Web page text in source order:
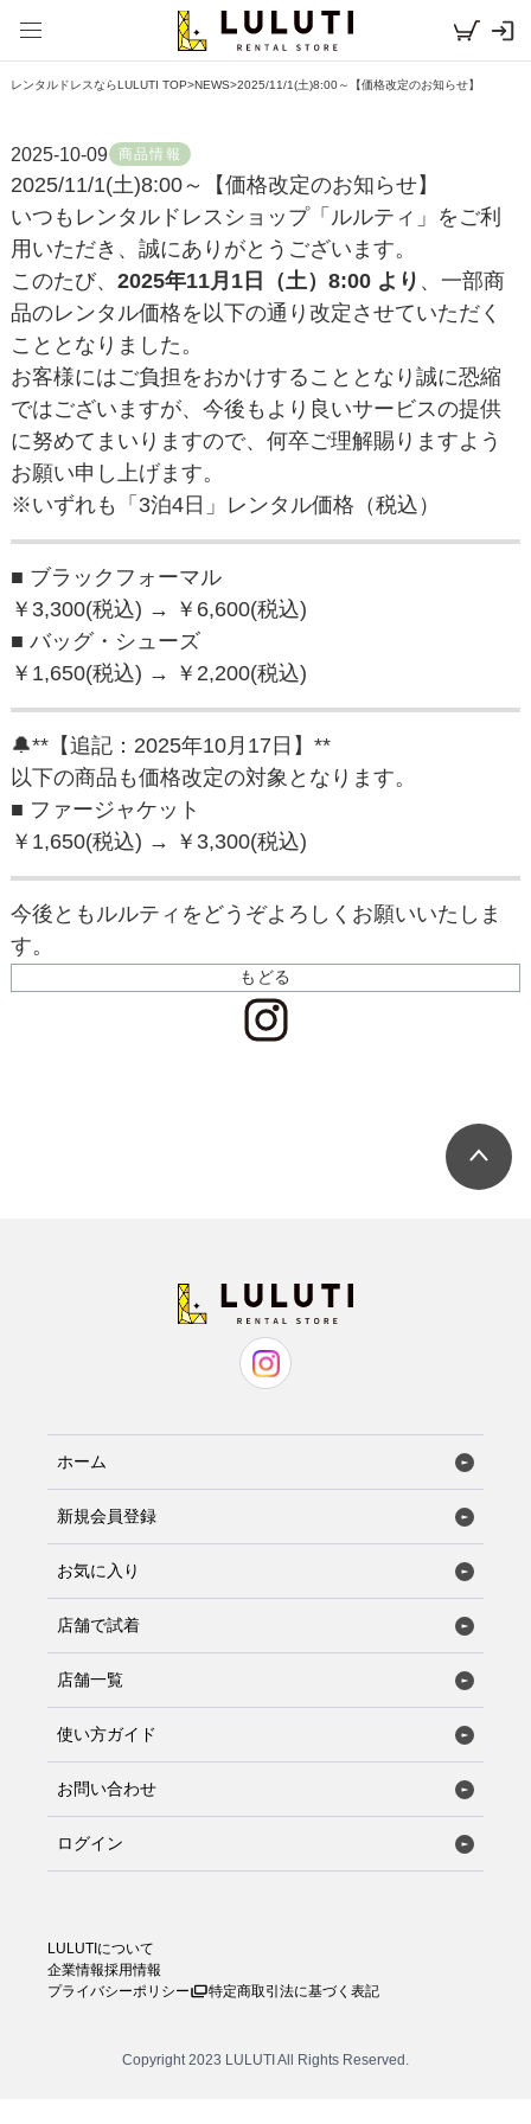
レンタルドレスならLULUTI TOP>NEWS>2025/11/1(土)8:00～【価格改定のお知らせ】
2025-10-09 商品情報
2025/11/1(土)8:00～【価格改定のお知らせ】
いつもレンタルドレスショップ「ルルティ」をご利
用いただき、誠にありがとうございます。
このたび、 2025年11月1日（土）8:00 より 、一部商
品のレンタル価格を以下の通り改定させていただく
こととなりました。
お客様にはご負担をおかけすることとなり誠に恐縮
ではございますが、今後もより良いサービスの提供
に努めてまいりますので、何卒ご理解賜りますよう
お願い申し上げます。
※いずれも「3泊4日」レンタル価格（税込）
■ ブラックフォーマル
￥3,300(税込) → ￥6,600(税込)
■ バッグ・シューズ
￥1,650(税込) → ￥2,200(税込)
🔔**【追記：2025年10月17日】**
以下の商品も価格改定の対象となります。
■ ファージャケット
￥1,650(税込) → ￥3,300(税込)
今後ともルルティをどうぞよろしくお願いいたしま
す。
もどる
ホーム
新規会員登録
お気に入り
店舗で試着
店舗一覧
使い方ガイド
お問い合わせ
ログイン
LULUTIについて
企業情報採用情報
プライバシーポリシー
特定商取引法に基づく表記
Copyright 2023 LULUTI All Rights Reserved.